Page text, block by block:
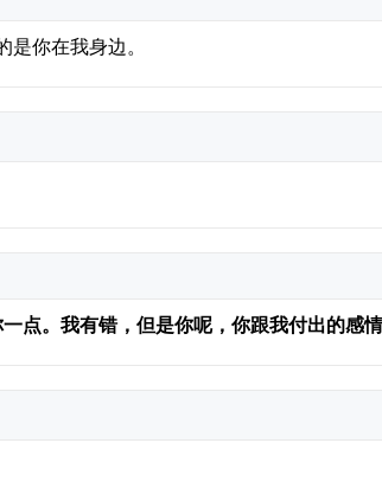
你在我身边。
点。我有错，但是你呢，你跟我付出的感